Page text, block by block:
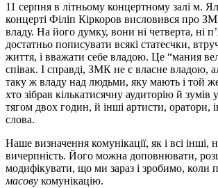
11 серпня в літньому концертному залі м.
концерті Філіп Кіркоров висловився про
владу. На його дум­ку, вони ні четверта, ні
достатньо пописувати всякі статеєчки,
життя, і вважати себе владою. Це “мания
співак. І справді, ЗМК не є власне владою,
таку ж владу над людьми, яку мають і той
хто зібрав кількатисячну аудиторію й зумів
тягом двох годин, й інші артисти, оратори,
слова.
Наше визначення комунікації, як і всі інші,
вичер­п­ність. Його можна доповнювати,
модифікувати, що ми зараз і зробимо, коли
масову комунікацію.